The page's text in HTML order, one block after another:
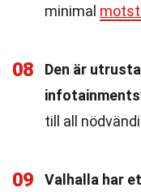
minimal
08
Den är
till all
09 Valhalla har